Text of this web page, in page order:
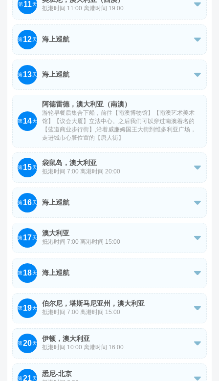
年，是由囚犯建造的最大建筑，是澳大利亚唯一列入世界文
化遗产的监狱。【海事博物馆】过去这里是士兵和犯人存放
粮食与衣物的仓库，改造后作为陈列各种与海洋方面相关的
物品与资料，以及海难沉船打捞的各种物品。【圆屋】天鹅
河殖民初期的第一座监狱，也是西澳目前依然屹立的最古老
的公共建筑物。
灵感来源地，乘坐小火车穿越栈桥，驶往大海中央，欣赏沿
途迷人的海景。【运河岩石】壮丽的岩石地貌，走过木桥可
近距离感受海浪冲击的震撼。【薰衣草小屋】全薰衣草主题
的浪漫小屋，品尝薰衣草冰激凌。
第 11天
抵港时间 11:00 离港时间 19:00

游轮午餐后集合下船，前往【天然桥】、【天然缝隙】，由
南太平洋的海水侵蚀岩石所形成的的天然裂缝和天然桥，
【ANZAC 纪念碑】澳新军团纪念碑，【鲸鱼博物馆】世界
上唯一一个以捕鲸站为原址的鲸鱼博物馆，有着丰富的捕鲸
史。
第12天 海上巡航 
今日海上巡航，尽情享受船上的各项娱乐设施。
第13天 海上巡航 
今日海上巡航，尽情享受船上的各项娱乐设施。
第14天
阿德雷德，澳大利亚（南澳）
游轮早餐后集合下船，前往【南澳博物馆】【南澳艺术美术
馆】【议会大厦】立法中心。之后我们可以穿过南澳着名的
【蓝道商业步行街】,沿着威廉姆国王大街到维多利亚广场，
走进城市心脏位置的【唐人街】
第15天
袋鼠岛，澳大利亚
抵港时间 7:00 离港时间 20:00

游轮早餐后集合下船，前往乘旅游车游览【海豹湾保育公
园】身临其境地欣赏澳大利亚白色海狮，参加由专员解说的
“亲近海狮之旅”在公园里漫步，欣赏海狮的栖息地，并有机
会进距离观察到海狮哺育下一代。下午前往【弗林德斯国家
公园】南澳规模最大的公园之一，欣赏海豹戏水或在岩石区
休息。
第16天 海上巡航 
今日海上巡航，尽情享受船上的各项娱乐设施。
第17天
澳大利亚
抵港时间 7:00 离港时间 15:00

游轮早餐后集合下船，前往游览，参观【库克船长小屋】
（外观）【费兹罗花园】随后前往被评为世界上最美的10
座火车站之一【福林德斯火车站】（外观）打卡，参观南半
球最美图书馆【维多利亚州立图书馆】（外观）
第18天 海上巡航 
今日海上巡航，尽情享受船上的各项娱乐设施。
第19天
伯尔尼，塔斯马尼亚州，澳大利亚
抵港时间 7:00 离港时间 15:00

游轮早餐后集合下船随领队前往市中心：Burnie 的市中心
区域相对紧凑，有许多商店、咖啡馆和餐厅，适合步行探
索。【伯尼区域美术馆】一个展示当地艺术和文化的地方，
离市中心不远，步行即可到达。 【伯尼公园】一个美丽的
第20天
伊顿，澳大利亚
抵港时间 10:00 离港时间 16:00

游轮午餐后集合下船前往小镇观光，沿湖步行道漫步，参观
【虎鲸博物馆 Eden Killer Whale museum】
第21天
悉尼-北京
